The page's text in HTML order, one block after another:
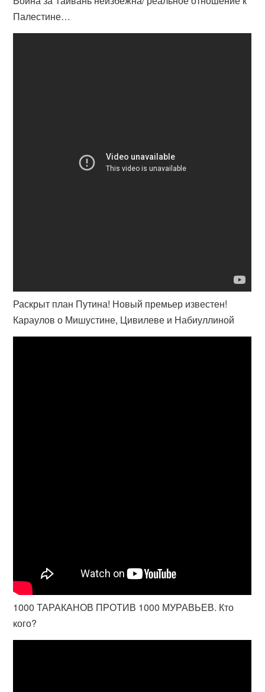
Палестине…
Раскрыт план Путина! Новый премьер известен!
Караулов о Мишустине, Цивилеве и Набиуллиной
1000 ТАРАКАНОВ ПРОТИВ 1000 МУРАВЬЕВ. Кто
кого?